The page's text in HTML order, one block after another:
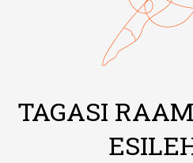
TAGASI